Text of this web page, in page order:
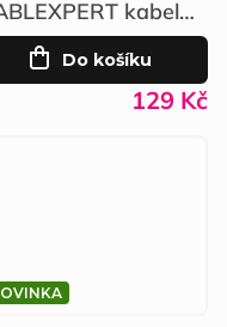
kabel
HDMI 3m
129 Kč
Do košíku